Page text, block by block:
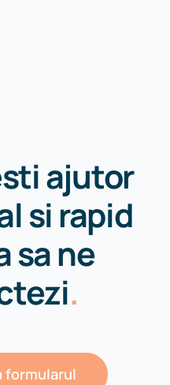
ajutor
si rapid
sa ne
.
formularul